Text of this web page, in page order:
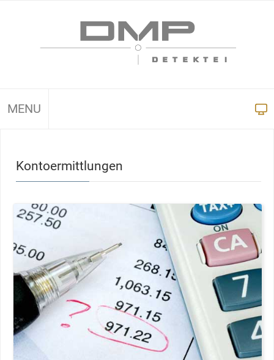
MENU
Kontoermittlungen